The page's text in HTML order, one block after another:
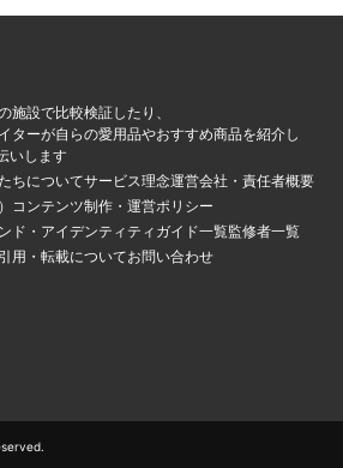
施設で比較検証したり、
ターが自らの愛用品やおすすめ商品を紹介し
いします
ちについてサービス理念運営会社・責任者概要
コンテンツ制作・運営ポリシー
ド・アイデンティティガイド一覧監修者一覧
引用・転載についてお問い合わせ